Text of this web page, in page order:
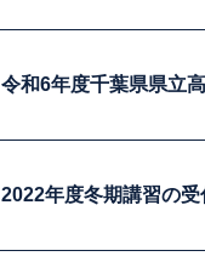
令和6年度千葉県県立
2022年度冬期講習の